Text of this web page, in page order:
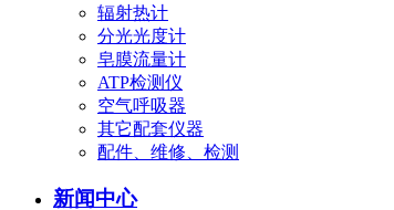
辐射热计
分光光度计
皂膜流量计
ATP检测仪
空气呼吸器
其它配套仪器
配件、维修、检测
新闻中心